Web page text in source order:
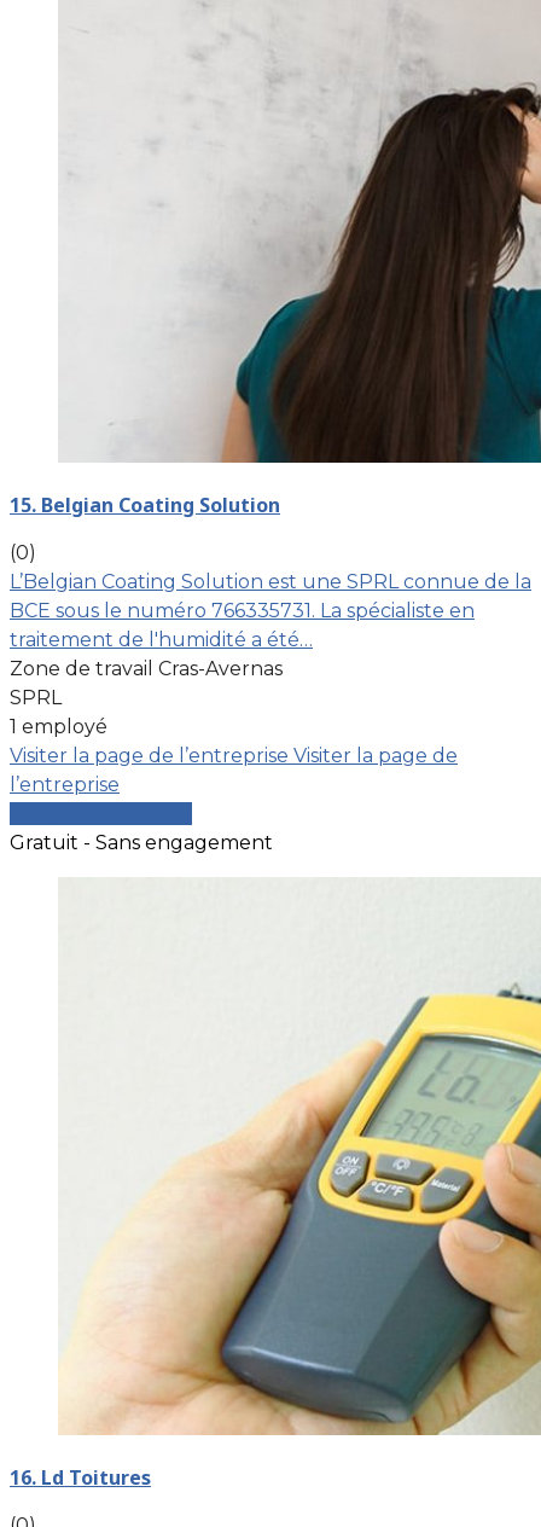
15. Belgian Coating Solution
(0)
L’Belgian Coating Solution est une SPRL connue de la
BCE sous le numéro 766335731. La spécialiste en
traitement de l'humidité a été…
Zone de travail Cras-Avernas
SPRL
1 employé
Visiter la page de l’entreprise Visiter la page de
l’entreprise
Gratuit - Sans engagement
16. Ld Toitures